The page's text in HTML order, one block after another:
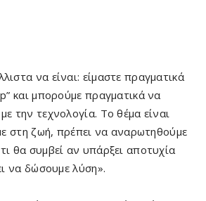
να είναι: είμαστε πραγματικά
και μπορούμε πραγματικά να
την τεχνολογία. Το θέμα είναι
στη ζωή, πρέπει να αναρωτηθούμε
θα συμβεί αν υπάρξει αποτυχία
να δώσουμε λύση».